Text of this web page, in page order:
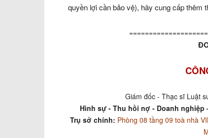
quyền lợi cần bảo vệ), hãy cung cấp thêm
Giám đốc - Thạc sĩ Luật
Hình sự - Thu hồi nợ - Doanh
Trụ sở chính: Phòng 08 tầng 09 toà nhà